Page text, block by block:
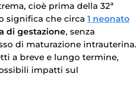
cioè prima della 32ª
significa che circa 1 neonato
di gestazione, senza
di maturazione intrauterina.
a breve e lungo termine,
impatti sul